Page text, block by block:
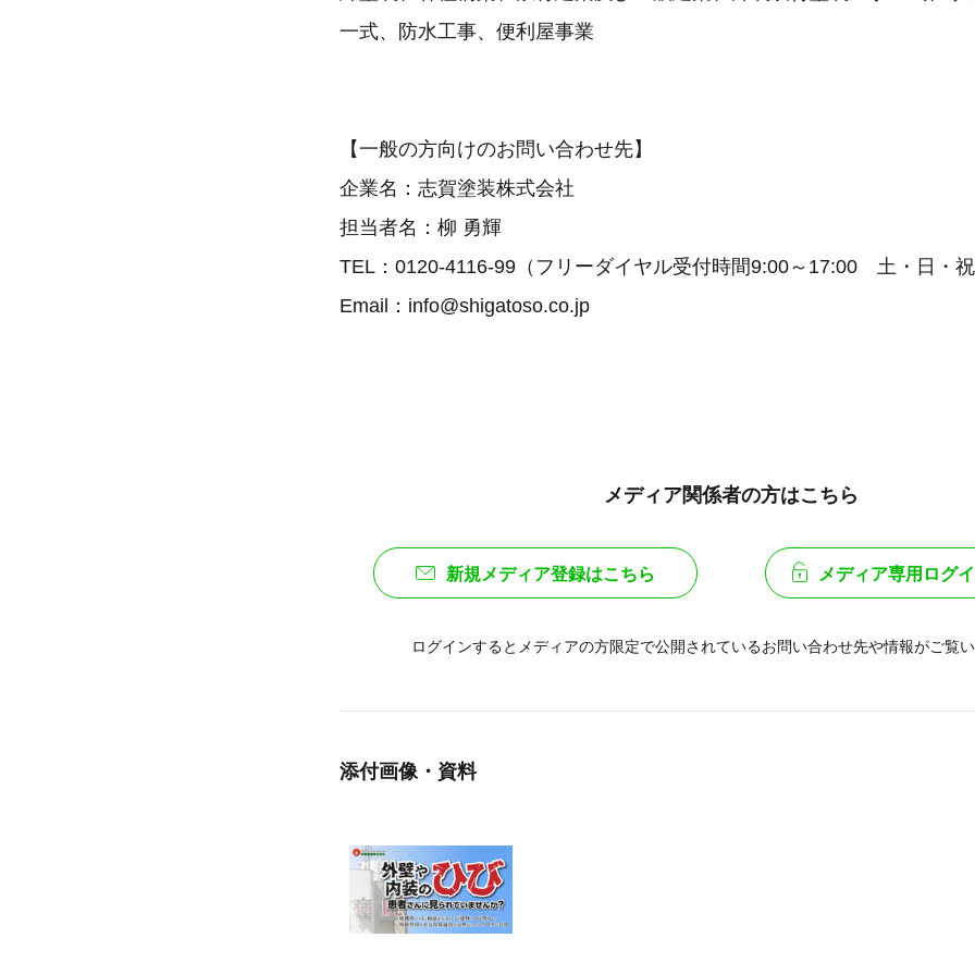
一式、防水工事、便利屋事業
【一般の方向けのお問い合わせ先】
企業名：志賀塗装株式会社
担当者名：柳 勇輝
TEL：0120-4116-99（フリーダイヤル受付時間9:00～17:00 土・日・
Email：info@shigatoso.co.jp
メディア関係者の方はこちら
新規メディア登録はこちら メディア専用ログ
ログインするとメディアの方限定で公開されているお問い合わせ先や情報がご覧
添付画像・資料